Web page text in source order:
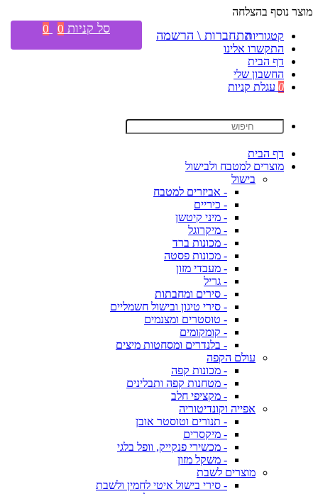
מוצר נוסף בהצלחה
קטגוריות
התקשרו אלינו
דף הבית
החשבון שלי
0 עגלת קניות
דף הבית
מוצרים למטבח ולבישול
בישול
- אביזרים למטבח
- כיריים
- מיני קיטשן
- מיקרוגל
- מכונות ברד
- מכונות פסטה
- מעבדי מזון
- גריל
- סירים ומחבתות
- סירי טיגון ובישול חשמליים
- טוסטרים ומצנמים
- קומקומים
- בלנדרים ומסחטות מיצים
עולם הקפה
- מכונות קפה
- מטחנות קפה ותבלינים
- מקציפי חלב
אפייה וקונדיטוריה
- תנורים וטוסטר אובן
- מיקסרים
- מכשירי פנקייק, וופל בלגי
- משקל מזון
מוצרים לשבת
- סירי בישול איטי לחמין ולשבת
התחברות \ הרשמה סל קניות 0
0